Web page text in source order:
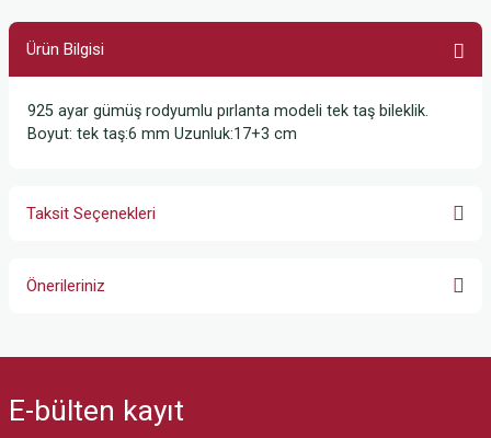
Ürün Bilgisi
925 ayar gümüş rodyumlu pırlanta modeli tek taş bileklik.
Boyut: tek taş:6 mm Uzunluk:17+3 cm
Taksit Seçenekleri
Önerileriniz
Görüş ve önerileriniz için teşekkür ederiz.
E-bülten kayıt